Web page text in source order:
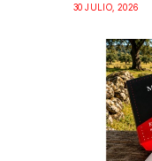
30 JULIO, 2026